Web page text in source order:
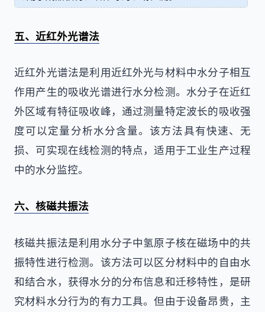
五、近红外光谱法
近红外光谱法是利用近红外光与材料中水分子相互
作用产生的吸收光谱进行水分检测。水分子在近红
外区域有特征吸收峰，通过测量特定波长的吸收强
度可以定量分析水分含量。该方法具有快速、无
损、可实现在线检测的特点，适用于工业生产过程
中的水分监控。
六、核磁共振法
核磁共振法是利用水分子中氢原子核在磁场中的共
振特性进行检测。该方法可以区分材料中的自由水
和结合水，获得水分的分布信息和迁移特性，是研
究材料水分行为的有力工具。但由于设备昂贵，主